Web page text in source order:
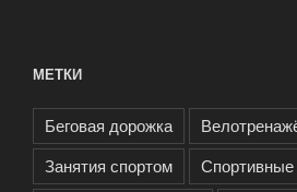
МЕТКИ
Беговая дорожка
Занятия спортом